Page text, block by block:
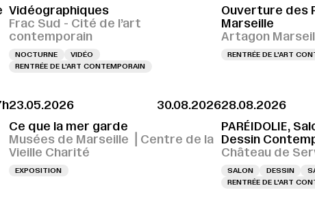
Vidéographiques
Frac Sud - Cité de l’art
contemporain
NOCTURNE
VIDÉO
RENTRÉE DE L'ART CONTEMPORAIN
Ouverture des
Marseille
Artagon
RENTRÉE DE L'ART
23.05.2026
30.08.2026
Ce que la mer garde
Musées de Marseille ⎪Centre de la
Vieille Charité
EXPOSITION
28.08.2026
PARÉIDOLIE,
Dessin
Château de
SALON DESSIN
RENTRÉE DE L'ART